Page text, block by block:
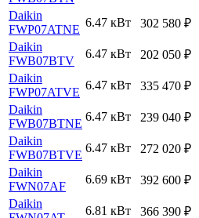
Daikin
FWP07ATNE
6.47 кВт 302 580 ₽
Daikin
FWB07BTV
6.47 кВт 202 050 ₽
Daikin
FWP07ATVE
6.47 кВт 335 470 ₽
Daikin
FWB07BTNE
6.47 кВт 239 040 ₽
Daikin
FWB07BTVE
6.47 кВт 272 020 ₽
Daikin
FWN07AF
6.69 кВт 392 600 ₽
Daikin
6.81 кВт 366 390 ₽